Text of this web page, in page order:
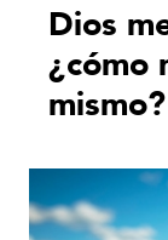
Dios
¿cómo
mismo?